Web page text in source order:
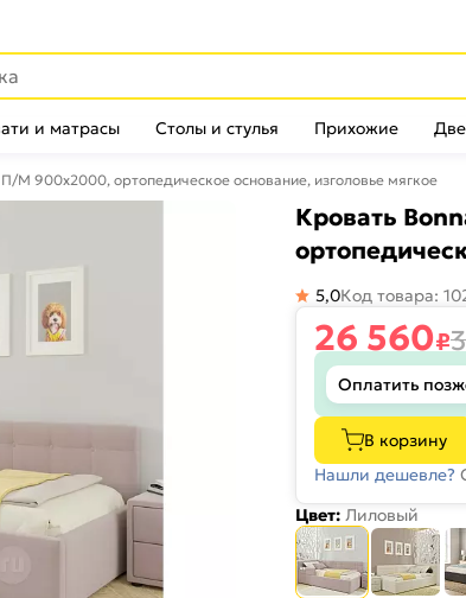
и матрасы Столы и стулья Прихожие
М 900x2000, ортопедическое основание, изголовье мягкое
Кровать
5,0Код товара:
26 560₽
Оплатить
В корзину
Нашли дешевле?
Цвет: Лиловый